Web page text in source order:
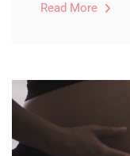
Read More